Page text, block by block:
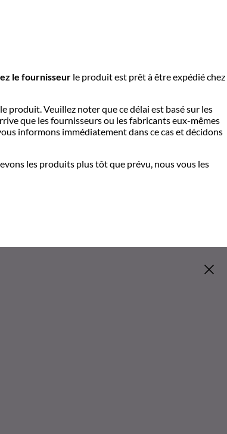
le fournisseur le produit est prêt à être expédié chez
produit. Veuillez noter que ce délai est basé sur les
que les fournisseurs ou les fabricants eux-mêmes
informons immédiatement dans ce cas et décidons
les produits plus tôt que prévu, nous vous les